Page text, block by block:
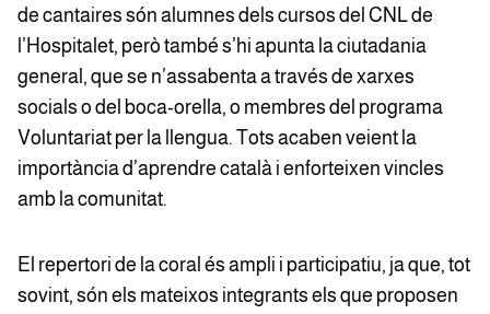
de cantaires són alumnes dels cursos del CNL de
l’Hospitalet, però també s’hi apunta la ciutadania
general, que se n’assabenta a través de xarxes
socials o del boca-orella, o membres del programa
Voluntariat per la llengua. Tots acaben veient la
importància d’aprendre català i enforteixen vincles
amb la comunitat.
El repertori de la coral és ampli i participatiu, ja que, tot
sovint, són els mateixos integrants els que proposen